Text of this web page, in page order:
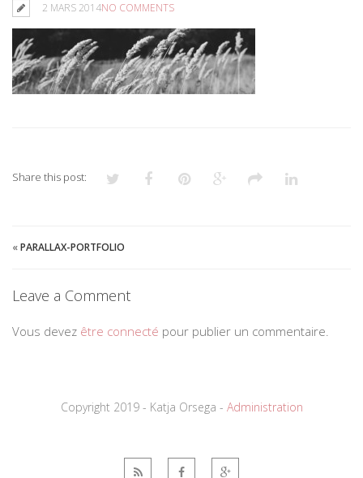
2 MARS 2014NO COMMENTS
Share this post:
«PARALLAX-PORTFOLIO
Leave a Comment
Vous devez être connecté pour publier un commentaire.
Copyright 2019 - Katja Orsega - Administration